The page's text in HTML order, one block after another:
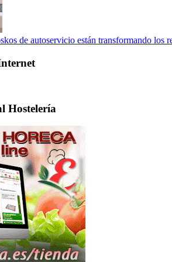
de autoservicio están transformando los
Hostelería